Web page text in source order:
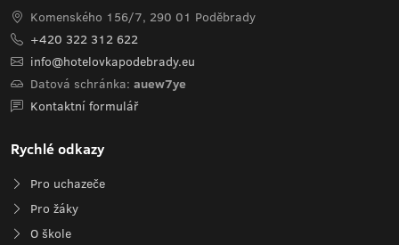
Komenského 156/7, 290 01 Poděbrady
+420 322 312 622
info@hotelovkapodebrady.eu
Datová schránka: auew7ye
Kontaktní formulář
Rychlé odkazy
Pro uchazeče
Pro žáky
O škole